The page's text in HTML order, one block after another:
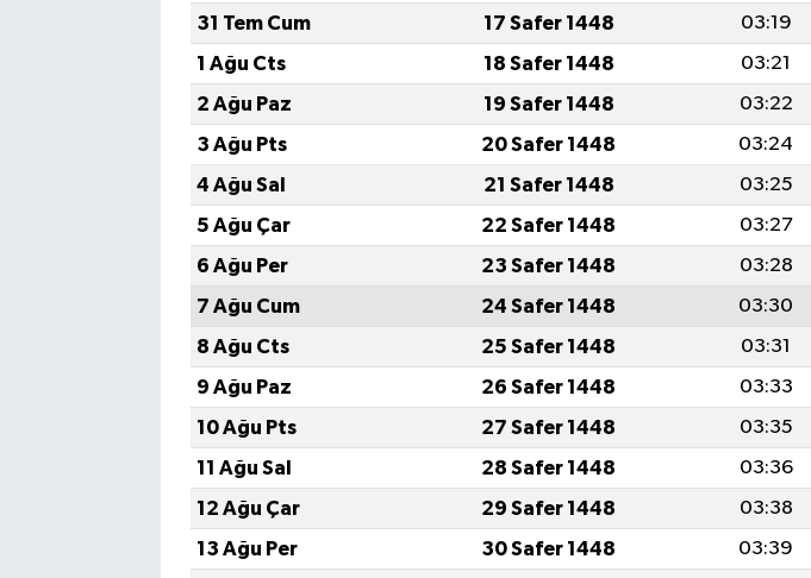
31 Tem Cum
17 Safer 1448 03:19
1 Ağu Cts
18 Safer 1448 03:21
2 Ağu Paz
19 Safer 1448 03:22
3 Ağu Pts
20 Safer 1448 03:24
4 Ağu Sal
21 Safer 1448 03:25
5 Ağu Çar
22 Safer 1448 03:27
6 Ağu Per
23 Safer 1448 03:28
7 Ağu Cum
24 Safer 1448 03:30
8 Ağu Cts
25 Safer 1448 03:31
9 Ağu Paz
26 Safer 1448 03:33
10 Ağu Pts
27 Safer 1448 03:35
11 Ağu Sal
28 Safer 1448 03:36
12 Ağu Çar
29 Safer 1448 03:38
13 Ağu Per
30 Safer 1448 03:39
KÜLTÜR SANAT